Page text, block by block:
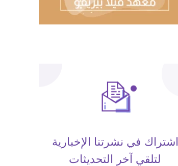
اشتراك في نشرتنا الإخبارية
لتلقي آخر التحديثات